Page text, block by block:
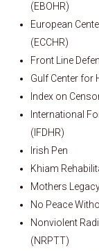
(EBOHR)
European
(ECCHR)
Front Line
Gulf Center for
Index on
International
(IFDHR)
Irish Pen
Khiam
Mothers
No Peace
Nonviolent
(NRPTT)